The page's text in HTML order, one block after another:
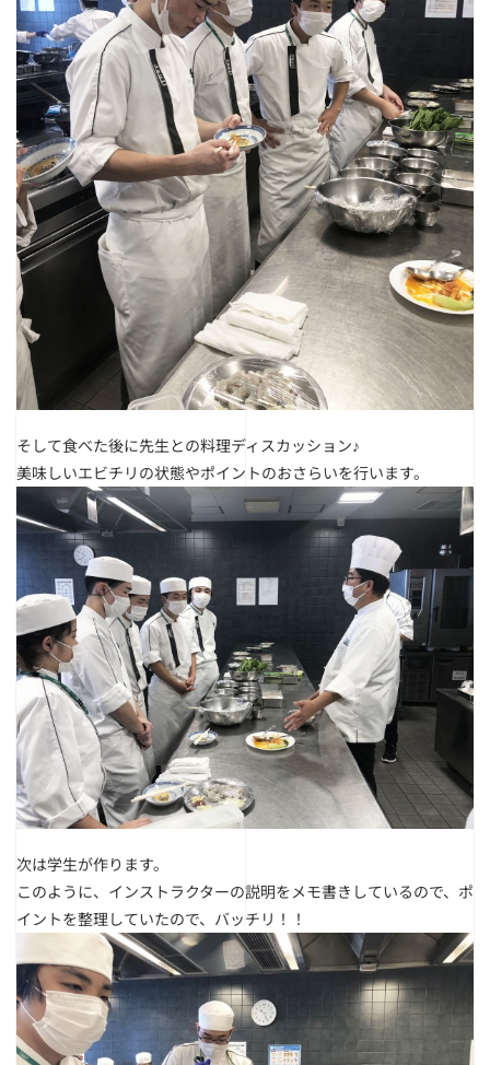
そして食べた後に先生との料理ディスカッション♪
美味しいエビチリの状態やポイントのおさらいを行います。
次は学生が作ります。
このように、インストラクターの説明をメモ書きしているので、ポ
イントを整理していたので、バッチリ！！